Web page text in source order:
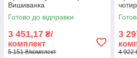
Вишиванка
Готово до відправки
3 451,17 ₴/
комплект
5 151 ₴/комплект
3
4 922